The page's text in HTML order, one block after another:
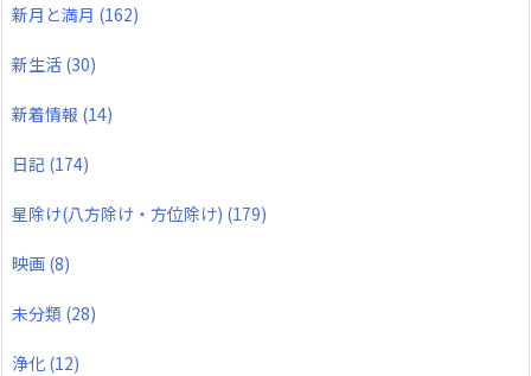
新月と満月 (162)
新生活 (30)
新着情報 (14)
日記 (174)
星除け(八方除け・方位除け) (179)
映画 (8)
未分類 (28)
浄化 (12)